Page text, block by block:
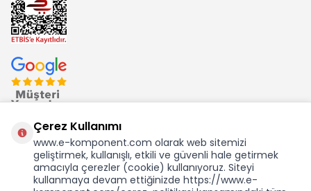
Ekom Elk. Elektronik San. ve Tic. A.Ş.'nin Tescilli Bir Markasıdır
Çerez Kullanımı
www.e-komponent.com olarak web sitemizi
geliştirmek, kullanışlı, etkili ve güvenli hale getirmek
amacıyla çerezler (cookie) kullanıyoruz. Siteyi
kullanmaya devam ettiğinizde https://www.e-